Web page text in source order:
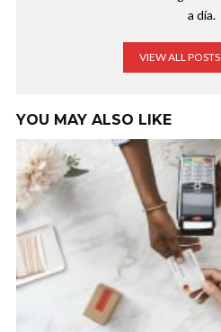
a día.
VIEW ALL POSTS
YOU MAY ALSO LIKE